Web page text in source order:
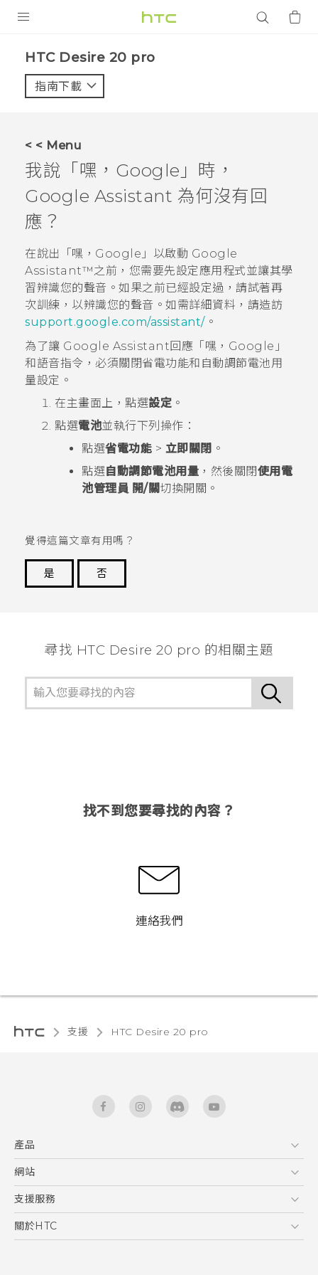
VIVE
VIVERSE
應用程式
支援服務
登入
‎HTC Desire 20 pro‎
指南下載
< < Menu
我說「嘿，Google」時，
Google Assistant 為何沒有回
應？
在說出「嘿，Google」以啟動 Google
Assistant™之前，您需要先設定應用程式並讓其學
習辨識您的聲音。如果之前已經設定過，請試著再
次訓練，以辨識您的聲音。如需詳細資料，請造訪
support.google.com/assistant/。
為了讓 Google Assistant回應「嘿，Google」
和語音指令，必須關閉省電功能和 自動調節電池用
量設定。
在主畫面上，點選設定 。
點選電池並執行下列操作：
點選省電功能 > 立即關閉 。
點選 自動調節電池用量 ，然後關閉使用電
池管理員 開/關切換開關。
覺得這篇文章有用嗎？
是
否
尋找 ‎HTC Desire 20 pro 的相關主題
找不到您要尋找的內容？
連絡我們
支援 ‎HTC Desire 20 pro‎
產品
5G
智能手機
區塊鍊手機
網站
HTC Dev
HTC Research
支援服務
服務中心
關於HTC